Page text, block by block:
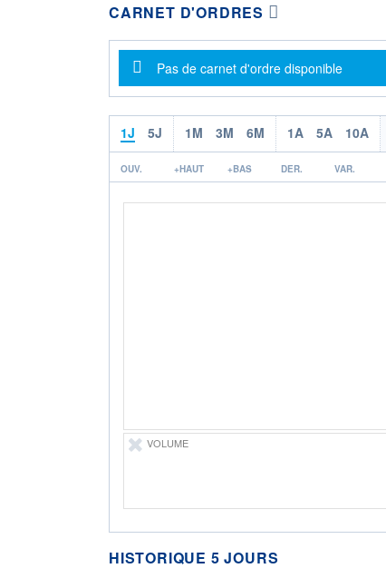
CARNET D'ORDRES
Message d'information
Pas de carnet d'ordre disponible
1J 5J 1M 3M 6M 1A 5A 10A
OUV. +HAUT +BAS DER. VAR.
VOLUME
HISTORIQUE 5 JOURS